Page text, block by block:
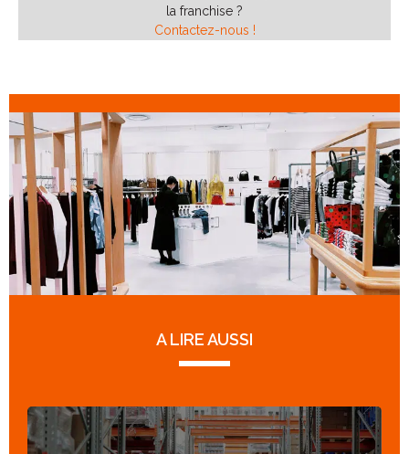
la franchise ?
Contactez-nous !
A LIRE AUSSI